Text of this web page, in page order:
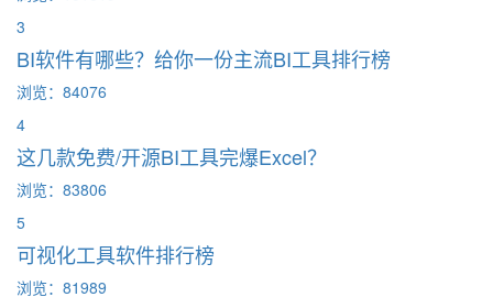
3
BI软件有哪些？给你一份主流BI工具排行榜
浏览：84076
4
这几款免费/开源BI工具完爆Excel？
浏览：83806
5
可视化工具软件排行榜
浏览：81989